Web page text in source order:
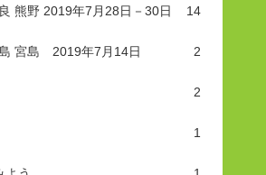
熊野 2019年7月28日－30日 14
宮島 2019年7月14日 2
2
1